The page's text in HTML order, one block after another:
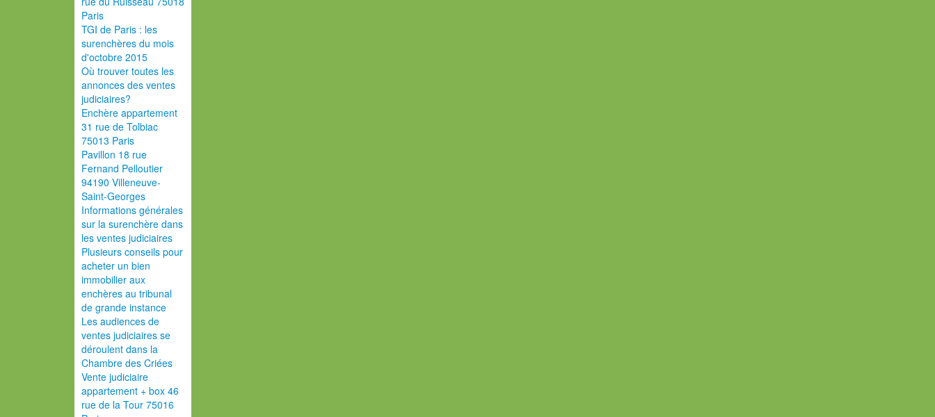
Paris
TGI de Paris : les
surenchères du mois
d'octobre 2015
Où trouver toutes les
annonces des ventes
judiciaires?
Enchère appartement
31 rue de Tolbiac
75013 Paris
Pavillon 18 rue
Fernand Pelloutier
94190 Villeneuve-
Saint-Georges
Informations générales
sur la surenchère dans
les ventes judiciaires
Plusieurs conseils pour
acheter un bien
immobilier aux
enchères au tribunal
de grande instance
Les audiences de
ventes judiciaires se
déroulent dans la
Chambre des Criées
Vente judiciaire
appartement + box 46
rue de la Tour 75016